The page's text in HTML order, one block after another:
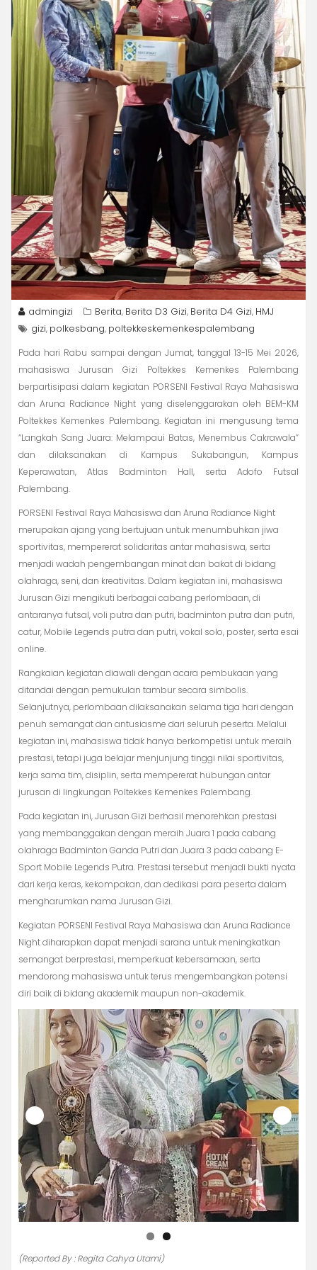
admingizi Berita, Berita D3 Gizi, Berita D4 Gizi, HMJ
gizi, polkesbang, poltekkeskemenkespalembang
Pada hari Rabu sampai dengan Jumat, tanggal 13-15 Mei 2026,
mahasiswa Jurusan Gizi Poltekkes Kemenkes Palembang
berpartisipasi dalam kegiatan PORSENI Festival Raya Mahasiswa
dan Aruna Radiance Night yang diselenggarakan oleh BEM-KM
Poltekkes Kemenkes Palembang. Kegiatan ini mengusung tema
“Langkah Sang Juara: Melampaui Batas, Menembus Cakrawala”
dan dilaksanakan di Kampus Sukabangun, Kampus
Keperawatan, Atlas Badminton Hall, serta Adofo Futsal
Palembang.
PORSENI Festival Raya Mahasiswa dan Aruna Radiance Night
merupakan ajang yang bertujuan untuk menumbuhkan jiwa
sportivitas, mempererat solidaritas antar mahasiswa, serta
menjadi wadah pengembangan minat dan bakat di bidang
olahraga, seni, dan kreativitas. Dalam kegiatan ini, mahasiswa
Jurusan Gizi mengikuti berbagai cabang perlombaan, di
antaranya futsal, voli putra dan putri, badminton putra dan putri,
catur, Mobile Legends putra dan putri, vokal solo, poster, serta esai
online.
Rangkaian kegiatan diawali dengan acara pembukaan yang
ditandai dengan pemukulan tambur secara simbolis.
Selanjutnya, perlombaan dilaksanakan selama tiga hari dengan
penuh semangat dan antusiasme dari seluruh peserta. Melalui
kegiatan ini, mahasiswa tidak hanya berkompetisi untuk meraih
prestasi, tetapi juga belajar menjunjung tinggi nilai sportivitas,
kerja sama tim, disiplin, serta mempererat hubungan antar
jurusan di lingkungan Poltekkes Kemenkes Palembang.
Pada kegiatan ini, Jurusan Gizi berhasil menorehkan prestasi
yang membanggakan dengan meraih Juara 1 pada cabang
olahraga Badminton Ganda Putri dan Juara 3 pada cabang E-
Sport Mobile Legends Putra. Prestasi tersebut menjadi bukti nyata
dari kerja keras, kekompakan, dan dedikasi para peserta dalam
mengharumkan nama Jurusan Gizi.
Kegiatan PORSENI Festival Raya Mahasiswa dan Aruna Radiance
Night diharapkan dapat menjadi sarana untuk meningkatkan
semangat berprestasi, memperkuat kebersamaan, serta
mendorong mahasiswa untuk terus mengembangkan potensi
diri baik di bidang akademik maupun non-akademik.
(Reported By : Regita Cahya Utami)